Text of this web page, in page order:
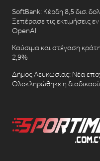
SoftBank: Κέρδη 8,5 δισ.
Ξεπέρασε τις εκτιμήσεις
OpenAI
Καύσιμα και στέγαση
2,9%
Δήμος Λευκωσίας: Νέα
Ολοκληρώθηκε η